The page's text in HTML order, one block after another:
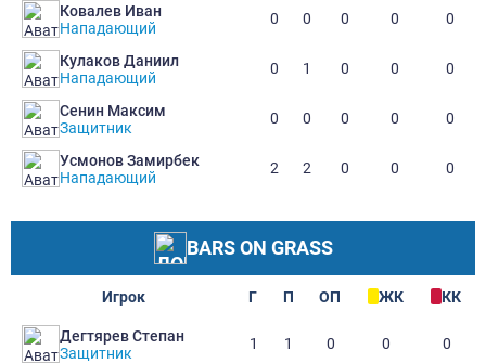
Ковалев Иван
Нападающий
0 0 0 0 0
Кулаков Даниил
Нападающий
0 1 0 0 0
Сенин Максим
Защитник
0 0 0 0 0
Усмонов Замирбек
Нападающий
2 2 0 0 0
BARS ON GRASS
Игрок Г П ОП ЖК КК
Дегтярев Степан
Защитник
1 1 0 0 0